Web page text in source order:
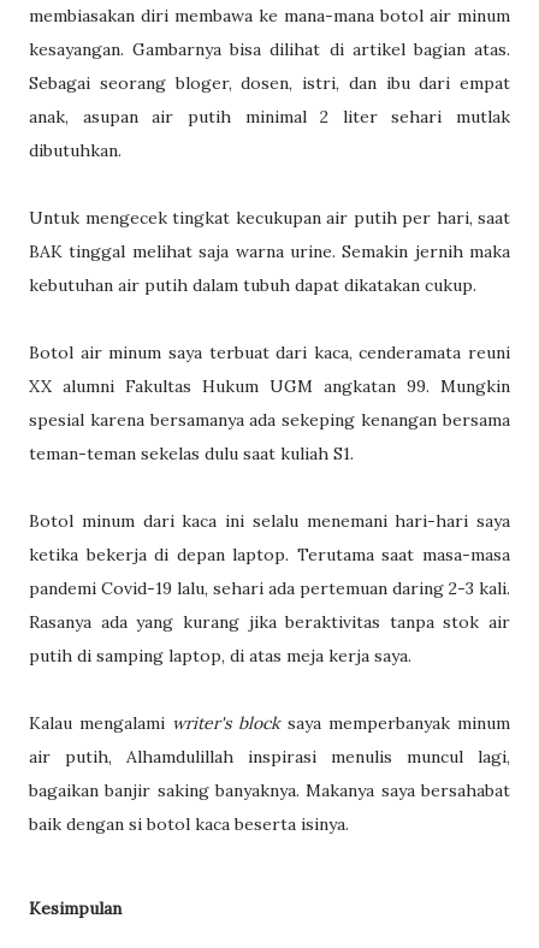
membiasakan diri membawa ke mana-mana botol air minum
kesayangan. Gambarnya bisa dilihat di artikel bagian atas.
Sebagai seorang bloger, dosen, istri, dan ibu dari empat
anak, asupan air putih minimal 2 liter sehari mutlak
dibutuhkan.
Untuk mengecek tingkat kecukupan air putih per hari, saat
BAK tinggal melihat saja warna urine. Semakin jernih maka
kebutuhan air putih dalam tubuh dapat dikatakan cukup.
Botol air minum saya terbuat dari kaca, cenderamata reuni
XX alumni Fakultas Hukum UGM angkatan 99. Mungkin
spesial karena bersamanya ada sekeping kenangan bersama
teman-teman sekelas dulu saat kuliah S1.
Botol minum dari kaca ini selalu menemani hari-hari saya
ketika bekerja di depan laptop. Terutama saat masa-masa
pandemi Covid-19 lalu, sehari ada pertemuan daring 2-3 kali.
Rasanya ada yang kurang jika beraktivitas tanpa stok air
putih di samping laptop, di atas meja kerja saya.
Kalau mengalami writer's blocksaya memperbanyak minum
air putih, Alhamdulillah inspirasi menulis muncul lagi,
bagaikan banjir saking banyaknya. Makanya saya bersahabat
baik dengan si botol kaca beserta isinya.
Kesimpulan